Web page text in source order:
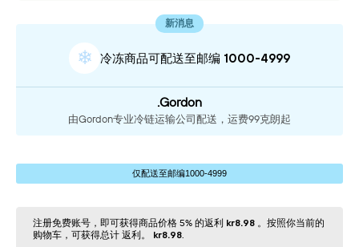
仅配送⾄邮编1000-4999
注册免费账号，即可获得商品价格 5% 的返利 kr8.98 。按照你当前的
购物⻋，可获得总计 返利。
kr8.98.
新消息
❄ 冷冻商品可配送⾄邮编 1000-4999
.Gordon
由Gordon专业冷链运输公司配送，运费99克朗起